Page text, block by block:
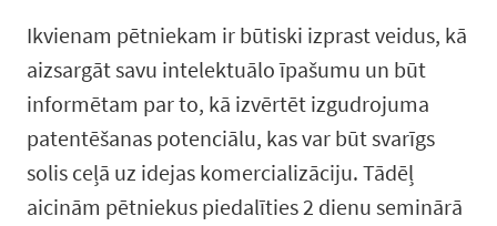
Ikvienam pētniekam ir būtiski izprast veidus, kā
aizsargāt savu intelektuālo īpašumu un būt
informētam par to, kā izvērtēt izgudrojuma
patentēšanas potenciālu, kas var būt svarīgs
solis ceļā uz idejas komercializāciju. Tādēļ
aicinām pētniekus piedalīties 2 dienu seminārā